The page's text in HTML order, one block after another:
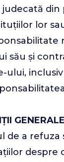
din
lor
său și
GENERALE
de a
despre